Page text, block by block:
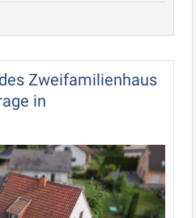
Zweifamilienhaus
in